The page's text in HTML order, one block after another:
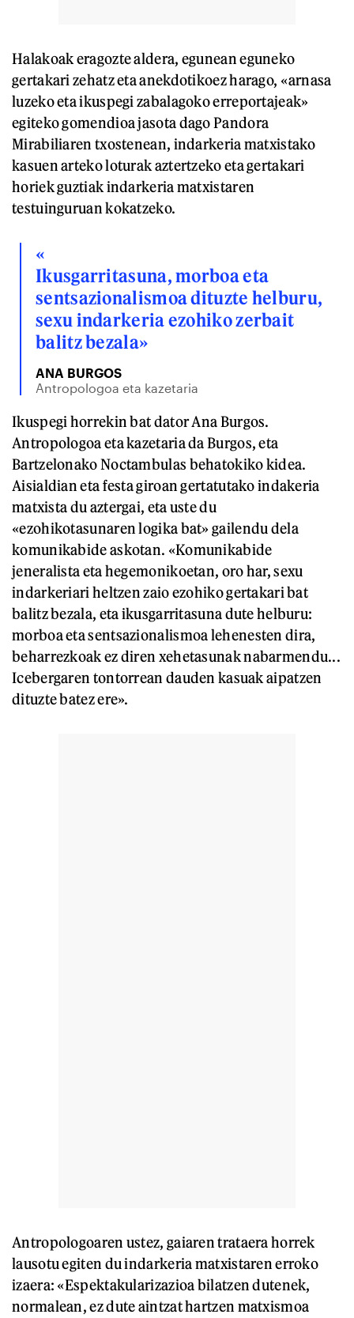
Halakoak eragozte aldera, egunean eguneko
gertakari zehatz eta anekdotikoez harago, «arnasa
luzeko eta ikuspegi zabalagoko erreportajeak»
egiteko gomendioa jasota dago Pandora
Mirabiliaren txostenean, indarkeria matxistako
kasuen arteko loturak aztertzeko eta gertakari
horiek guztiak indarkeria matxistaren
testuinguruan kokatzeko.
«
Ikusgarritasuna, morboa eta
sentsazionalismoa dituzte helburu,
sexu indarkeria ezohiko zerbait
balitz bezala»
ANA BURGOS
Antropologoa eta kazetaria
Ikuspegi horrekin bat dator Ana Burgos.
Antropologoa eta kazetaria da Burgos, eta
Bartzelonako Noctambulas behatokiko kidea.
Aisialdian eta festa giroan gertatutako indakeria
matxista du aztergai, eta uste du
«ezohikotasunaren logika bat» gailendu dela
komunikabide askotan. «Komunikabide
jeneralista eta hegemonikoetan, oro har, sexu
indarkeriari heltzen zaio ezohiko gertakari bat
balitz bezala, eta ikusgarritasuna dute helburu:
morboa eta sentsazionalismoa lehenesten dira,
beharrezkoak ez diren xehetasunak nabarmendu...
Icebergaren tontorrean dauden kasuak aipatzen
dituzte batez ere».
Antropologoaren ustez, gaiaren trataera horrek
lausotu egiten du indarkeria matxistaren erroko
izaera: «Espektakularizazioa bilatzen dutenek,
normalean, ez dute aintzat hartzen matxismoa